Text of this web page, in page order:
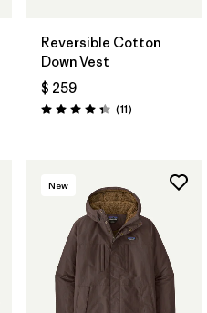
Reversible Cotton
Down Vest
$ 259
Valoración: 4.4 / 5
(11Comentarios
)
New